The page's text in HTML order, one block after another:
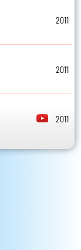
2011
2011
2011